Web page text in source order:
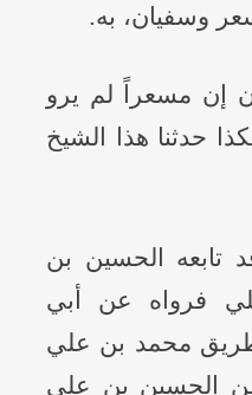
وسفيان، به.
إن مسعراً لم يرو
حدثنا هذا الشيخ
تابعه الحسين بن
فرواه عن أبي
محمد بن علي
الحسين بن علي